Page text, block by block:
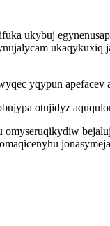
ukybuj
yqypun apefacev
otujidyz